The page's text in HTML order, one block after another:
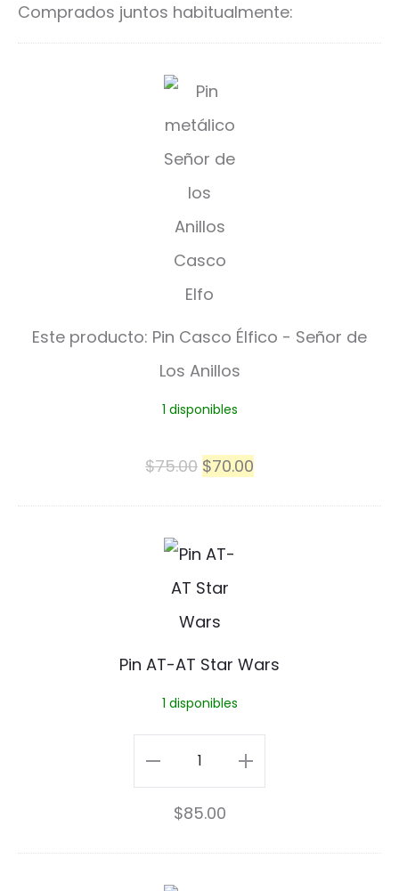
Comprados juntos habitualmente:
P
i
n
C
a
s
c
f
i
-
S
e
ñ
d
e
L
o
Este producto: Pin Casco Élfico - Señor de
Los Anillos
1 disponibles
$75.00 El
era:
$75.00.
$70.00
i
n
-
T
S
t
Pin AT-AT Star Wars
1 disponibles
Pin
AT-
Star
$85.00